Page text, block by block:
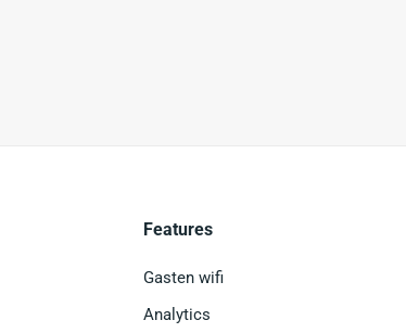
Features
Gasten wifi
Analytics